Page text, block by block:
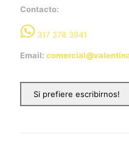
Contacto:
317 278 3941
Email: